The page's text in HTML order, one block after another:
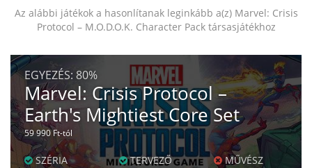
Az alábbi játékok a hasonlítanak leginkább a(z) Marvel: Crisis
Protocol – M.O.D.O.K. Character Pack társasjátékhoz
EGYEZÉS: 80%
Marvel: Crisis Protocol –
Earth's Mightiest Core Set
59 990 Ft-tól
SZÉRIA TERVEZŐ MŰVÉSZ